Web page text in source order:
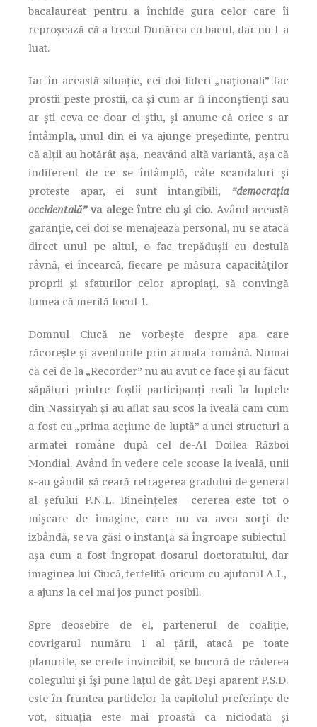
bacalaureat pentru a închide gura celor care îi
reproșează că a trecut Dunărea cu bacul, dar nu l-a
luat.
Iar în această situație, cei doi lideri „naționali” fac
prostii peste prostii, ca și cum ar fi inconștienți sau
ar ști ceva ce doar ei știu, și anume că orice s-ar
întâmpla, unul din ei va ajunge președinte, pentru
că alții au hotărât așa, neavând altă variantă, așa că
indiferent de ce se întâmplă, câte scandaluri și
proteste apar, ei sunt intangibili, ”democrația
occidentală”va alege între ciu și cio. Având această
garanție, cei doi se menajează personal, nu se atacă
direct unul pe altul, o fac trepădușii cu destulă
râvnă, ei încearcă, fiecare pe măsura capacităților
proprii și sfaturilor celor apropiați, să convingă
lumea că merită locul 1.
Domnul Ciucă ne vorbește despre apa care
răcorește și aventurile prin armata română. Numai
că cei de la „Recorder” nu au avut ce face și au făcut
săpături printre foștii participanți reali la luptele
din Nassiryah și au aflat sau scos la iveală cam cum
a fost cu „prima acțiune de luptă” a unei structuri a
armatei române după cel de-Al Doilea Război
Mondial. Având în vedere cele scoase la iveală, unii
s-au gândit să ceară retragerea gradului de general
al șefului P.N.L. Bineînțeles cererea este tot o
mișcare de imagine, care nu va avea sorți de
izbândă, se va găsi o instanță să îngroape subiectul
așa cum a fost îngropat dosarul doctoratului, dar
imaginea lui Ciucă, terfelită oricum cu ajutorul A.I.,
a ajuns la cel mai jos punct posibil.
Spre deosebire de el, partenerul de coaliție,
covrigarul număru 1 al țării, atacă pe toate
planurile, se crede invincibil, se bucură de căderea
colegului și își pune lațul de gât. Deși aparent P.S.D.
este în fruntea partidelor la capitolul preferințe de
vot, situația este mai proastă ca niciodată și